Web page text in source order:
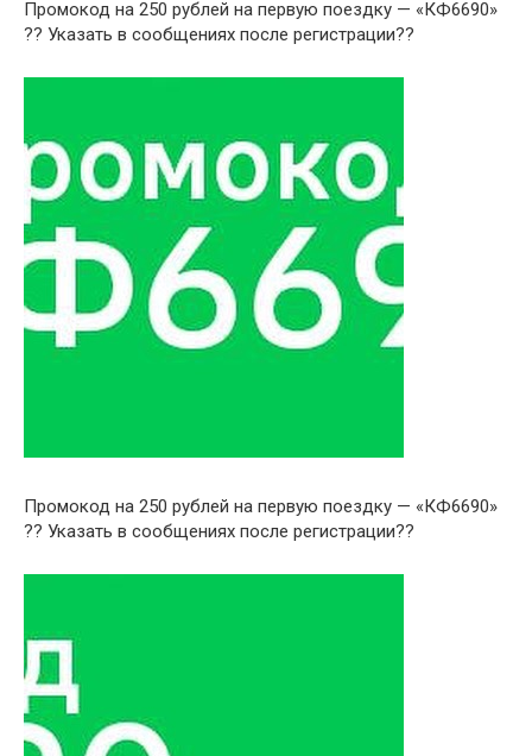
Промокод на 250 рублей на первую поездку — «КФ6690»
?? Указать в сообщениях после регистрации??
Промокод на 250 рублей на первую поездку — «КФ6690»
?? Указать в сообщениях после регистрации??